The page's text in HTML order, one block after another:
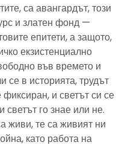
са авангардът, този
и златен фонд —
епитети, а защото,
екзистенциално
във времето и
се в историята, трудът
и светът си се
светът го знае или не.
живи, те са живият ни
като работа на